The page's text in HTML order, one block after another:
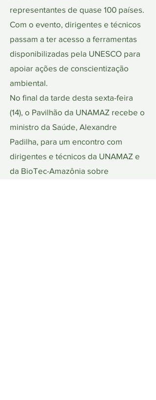
representantes de quase 100 países.
Com o evento, dirigentes e técnicos
passam a ter acesso a ferramentas
disponibilizadas pela UNESCO para
apoiar ações de conscientização
ambiental.
No final da tarde desta sexta-feira
(14), o Pavilhão da UNAMAZ recebe o
ministro da Saúde, Alexandre
Padilha, para um encontro com
dirigentes e técnicos da UNAMAZ e
da BioTec-Amazônia sobre